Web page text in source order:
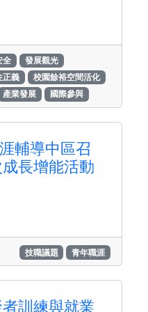
全
發展觀光
正義
校園餘裕空間活化
產業發展 國際參與
輔導中區召
長增能活動
技職議題 青年職涯
訓練與就業